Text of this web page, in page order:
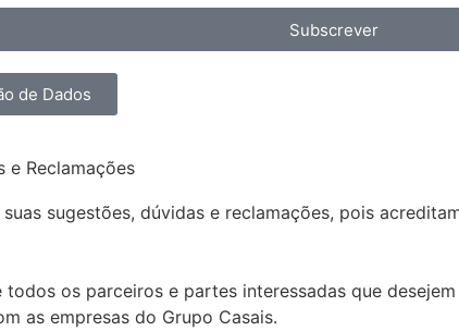
Subscrever
de Dados
e Reclamações
sugestões, dúvidas e reclamações, pois
os parceiros e partes interessadas que
as empresas do Grupo Casais.